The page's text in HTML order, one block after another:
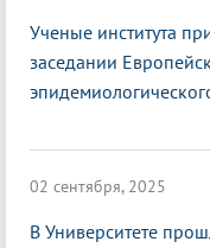
Ученые института
заседании
02 сентября, 2025
В Университете